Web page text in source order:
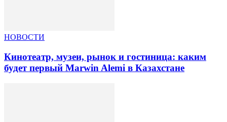
НОВОСТИ
Кинотеатр, музеи, рынок и гостиница: каким
будет первый Marwin Alemi в Казахстане